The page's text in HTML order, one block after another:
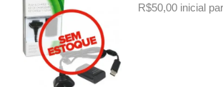
R$50,00 inicial